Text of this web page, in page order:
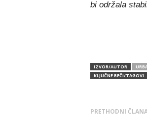
bi održala
IZVOR/AUTOR
KLJUČNE REČI/TAGOVI
PRETHODNI